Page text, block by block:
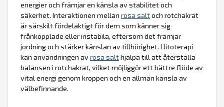
energier och främjar en känsla av stabilitet och
säkerhet. Interaktionen mellan rosa saltoch rotchakrat
är särskilt fördelaktigt för dem som känner sig
frånkopplade eller instabila, eftersom det främjar
jordning och stärker känslan av tillhörighet. I litoterapi
kan användningen avrosa salthjälpa till att återställa
balansen i rotchakrat, vilket möjliggör ett bättre flöde av
vital energi genom kroppen och en allmän känsla av
välbefinnande.